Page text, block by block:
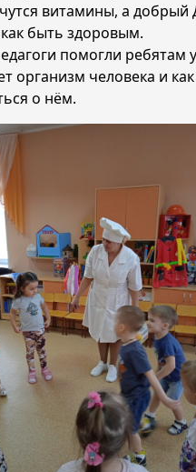
витамины, а добрый
быть здоровым.
помогли ребятам
организм человека и
о нём.